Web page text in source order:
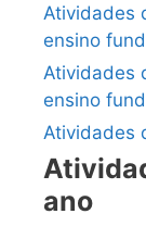
Atividades
ensino
Atividades
ensino
Atividades
ano